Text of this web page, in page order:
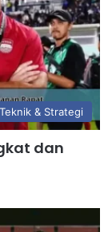
Teknik & Strategi
dan